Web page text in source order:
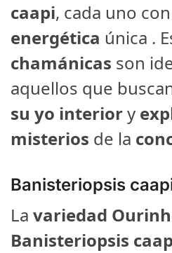
caapi, cada uno
energética única .
chamánicas son
aquellos que
su yo interiory
misterios de la
Banisteriopsis
La variedad
Banisteriopsis